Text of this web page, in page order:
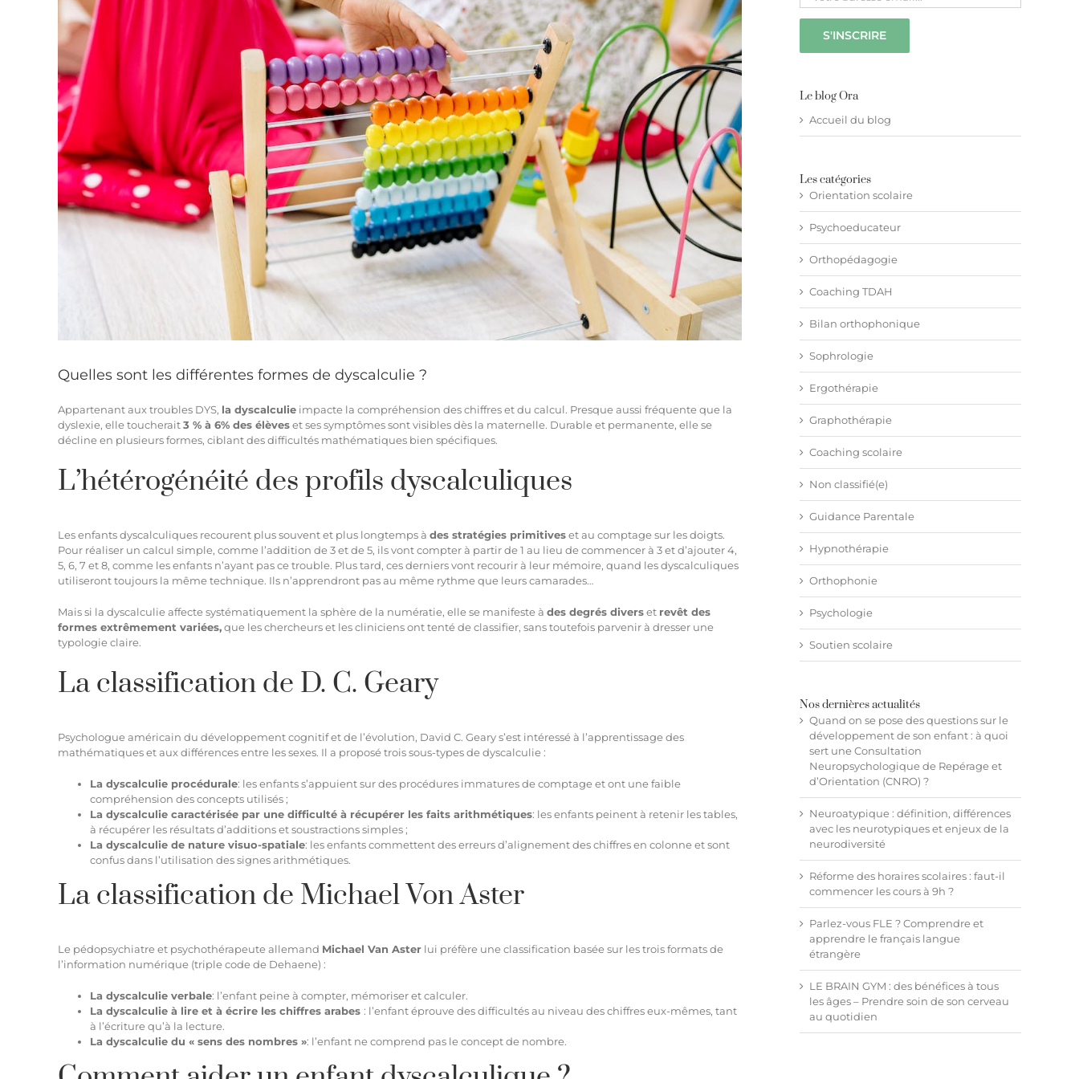
Quelles sont les différentes formes de dyscalculie ?
Appartenant aux troubles DYS, la dyscalculie impacte la compréhension des chiffres et du calcul. Presque aussi fréquente que la
dyslexie, elle toucherait3 % à 6% des élèveset sessymptômessont visibles dès la maternelle. Durable et permanente, elle se
décline en plusieurs formes, ciblant des difficultés mathématiques bien spécifiques.
L’hétérogénéité des profils dyscalculiques
Les enfants dyscalculiques recourent plus souvent et plus longtemps à des stratégies primitiveset au comptage sur les doigts.
Pour réaliser un calcul simple, comme l’addition de 3 et de 5, ils vont compter à partir de 1 au lieu de commencer à 3 et d’ajouter 4,
5, 6, 7 et 8, comme les enfants n’ayant pas ce trouble. Plus tard, ces derniers vont recourir à leur mémoire, quand les dyscalculiques
utiliseront toujours la même technique. Ils n’apprendront pas au même rythme que leurs camarades…
Mais si la dyscalculie affecte systématiquement la sphère de la numératie, elle se manifeste à des degrés diverset revêt des
formes extrêmement variées,que les chercheurs et les cliniciens ont tenté de classifier, sans toutefois parvenir à dresser une
typologie claire.
La classification de D. C. Geary
Psychologue américain du développement cognitif et de l’évolution, David C. Geary s’est intéressé à l’apprentissage des
mathématiques et aux différences entre les sexes. Il a proposé trois sous-types de dyscalculie :
La dyscalculie procédurale: les enfants s’appuient sur des procédures immatures de comptage et ont une faible
compréhension des concepts utilisés ;
La dyscalculie caractérisée par une difficulté à récupérer les faits arithmétiques: les enfants peinent à retenir les tables,
à récupérer les résultats d’additions et soustractions simples ;
La dyscalculie de nature visuo-spatiale: les enfants commettent des erreurs d’alignement des chiffres en colonne et sont
confus dans l’utilisation des signes arithmétiques.
La classification de Michael Von Aster
Le pédopsychiatre et psychothérapeute allemand Michael Van Aster lui préfère une classification basée sur les trois formats de
l’information numérique (triple code de Dehaene) :
La dyscalculie verbale: l’enfant peine à compter, mémoriser et calculer.
La dyscalculie à lire et à écrire les chiffres arabes : l’enfant éprouve des difficultés au niveau des chiffres eux-mêmes, tant
à l’écriture qu’à la lecture.
La dyscalculie du « sens des nombres »: l’enfant ne comprend pas le concept de nombre.
Le blog Ora
Accueil du blog
Les catégories
Orientation scolaire
Psychoeducateur
Orthopédagogie
Coaching TDAH
Bilan orthophonique
Sophrologie
Ergothérapie
Graphothérapie
Coaching scolaire
Non classifié(e)
Guidance Parentale
Hypnothérapie
Orthophonie
Psychologie
Soutien scolaire
Nos dernières actualités
Quand on se pose des questions sur le
développement de son enfant : à quoi
sert une Consultation
Neuropsychologique de Repérage et
d’Orientation (CNRO) ?
Neuroatypique : définition, différences
avec les neurotypiques et enjeux de la
neurodiversité
Réforme des horaires scolaires : faut-il
commencer les cours à 9h ?
Parlez-vous FLE ? Comprendre et
apprendre le français langue
étrangère
LE BRAIN GYM : des bénéfices à tous
les âges – Prendre soin de son cerveau
au quotidien